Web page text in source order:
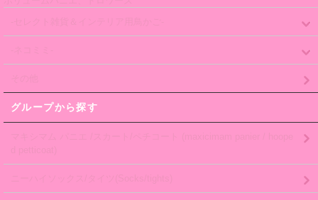
グループから探す